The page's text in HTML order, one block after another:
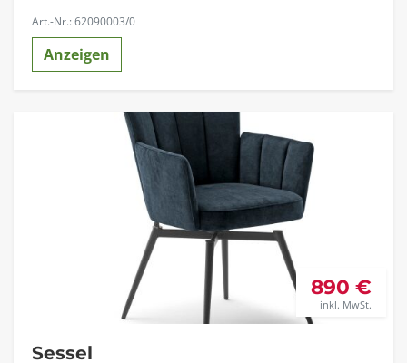
Art.-Nr.: 62090003/0
Anzeigen
890 €
inkl. MwSt.
Sessel